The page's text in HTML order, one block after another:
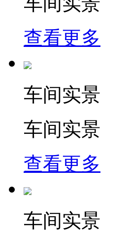
查看更多
车间实景
车间实景
查看更多
车间实景